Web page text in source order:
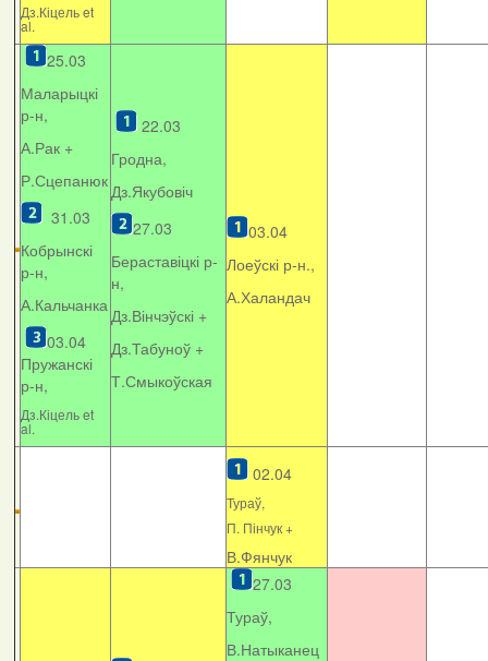
Дз.Кіцель et
al.
25.03
Маларыцкі
р-н,
А.Рак +
Р.Сцепанюк
31.03
Кобрынскі
р-н,
А.Кальчанка
03.04
Пружанскі
р-н,
Дз.Кіцель et
al.
22.03
Гродна,
Дз.Якубовіч
27.03
Бераставіцкі р-
н,
Дз.Вінчэўскі +
Дз.Табуноў +
Т.Смыкоўская
03.04
Лоеўскі р-н.,
А.Халандач
02.04
Тураў,
П. Пінчук +
В.Фянчук
27.03
Тураў,
В.Натыканец